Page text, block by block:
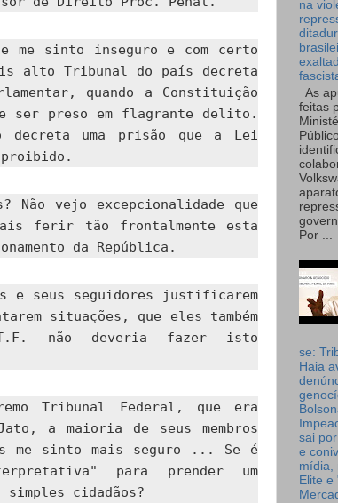
me sinto inseguro e com certo
alto Tribunal do país decreta
quando a Constituição
ser preso em flagrante delito.
uma prisão que a Lei
Não vejo excepcionalidade que
ferir tão frontalmente esta
da República.
seus seguidores justificarem
situações, que eles também
não deveria fazer isto
Tribunal Federal, que era
a maioria de seus membros
me sinto mais seguro ... Se é
para prender um
cidadãos?
na
As
feitas
Por ...
se:
Haia
sai
e
mídia,
Elite e